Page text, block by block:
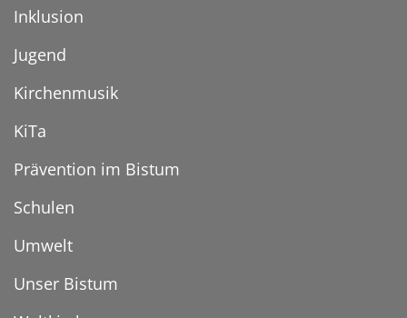
Inklusion
Jugend
Kirchenmusik
KiTa
Prävention im Bistum
Schulen
Umwelt
Unser Bistum